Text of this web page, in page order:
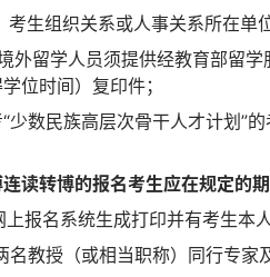
考生组织关系或人事关系所在单
外留学人员须提供经教育部留
位时间）复印件；
少数民族高层次骨干人才计划”
读转博的报名考生应在规定的
上报名系统生成打印并有考生本
名教授（或相当职称）同行专家